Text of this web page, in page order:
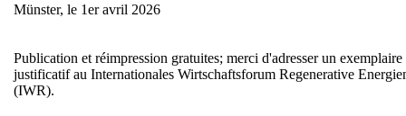
Münster, le 1er avril 2026
Publication et réimpression gratuites; merci d'adresser un exemplaire
justificatif au Internationales Wirtschaftsforum Regenerative
(IWR).